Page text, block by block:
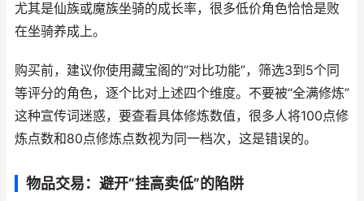
尤其是仙族或魔族坐骑的成长率，很多低价角色恰恰是败
在坐骑养成上。
购买前，建议你使用藏宝阁的“对比功能”，筛选3到5个同
等评分的角色，逐个比对上述四个维度。不要被“全满修炼”
这种宣传词迷惑，要查看具体修炼数值，很多人将100点修
炼点数和80点修炼点数视为同一档次，这是错误的。
物品交易：避开“挂高卖低”的陷阱